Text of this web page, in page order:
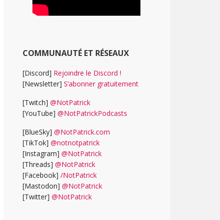
COMMUNAUTÉ ET RÉSEAUX
[Discord] Rejoindre le Discord !
[Newsletter] S’abonner gratuitement
[Twitch] @NotPatrick
[YouTube] @NotPatrickPodcasts
[BlueSky] @NotPatrick.com
[TikTok] @notnotpatrick
[Instagram] @NotPatrick
[Threads] @NotPatrick
[Facebook] /NotPatrick
[Mastodon] @NotPatrick
[Twitter] @NotPatrick